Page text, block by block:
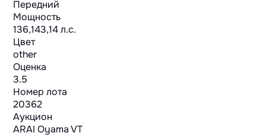
Передний
Мощность
136,143,14 л.с.
Цвет
other
Оценка
3.5
Номер лота
20362
Аукцион
ARAI Oyama VT